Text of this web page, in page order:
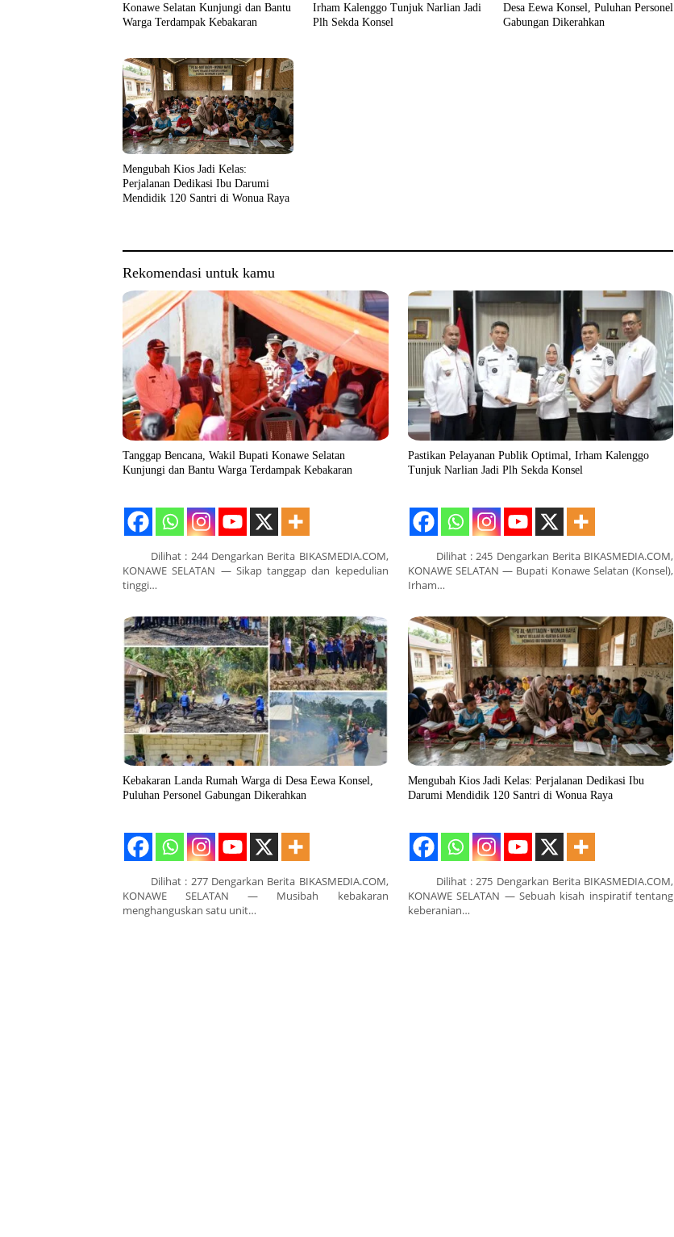
Konawe Selatan Kunjungi dan Bantu
Warga Terdampak Kebakaran
Irham Kalenggo Tunjuk Narlian Jadi
Plh Sekda Konsel
Desa Eewa Konsel, Puluhan Personel
Gabungan Dikerahkan
Mengubah Kios Jadi Kelas:
Perjalanan Dedikasi Ibu Darumi
Mendidik 120 Santri di Wonua Raya
Rekomendasi untuk kamu
Tanggap Bencana, Wakil Bupati Konawe Selatan
Kunjungi dan Bantu Warga Terdampak Kebakaran
Dilihat : 244 Dengarkan Berita BIKASMEDIA.COM,
KONAWE SELATAN — Sikap tanggap dan kepedulian
tinggi…
Pastikan Pelayanan Publik Optimal, Irham Kalenggo
Tunjuk Narlian Jadi Plh Sekda Konsel
Dilihat : 245 Dengarkan Berita BIKASMEDIA.COM,
KONAWE SELATAN — Bupati Konawe Selatan (Konsel),
Irham…
Kebakaran Landa Rumah Warga di Desa Eewa Konsel,
Puluhan Personel Gabungan Dikerahkan
Dilihat : 277 Dengarkan Berita BIKASMEDIA.COM,
KONAWE SELATAN — Musibah kebakaran
menghanguskan satu unit…
Mengubah Kios Jadi Kelas: Perjalanan Dedikasi Ibu
Darumi Mendidik 120 Santri di Wonua Raya
Dilihat : 275 Dengarkan Berita BIKASMEDIA.COM,
KONAWE SELATAN — Sebuah kisah inspiratif tentang
keberanian…